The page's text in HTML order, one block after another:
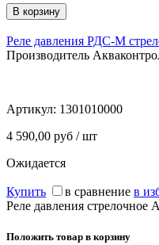
Реле давления РДС-М
Производитель
Артикул: 1301010000
4 590,00 руб / шт
Ожидается
Купить в сравнение в
Реле давления
Положить товар в корзину